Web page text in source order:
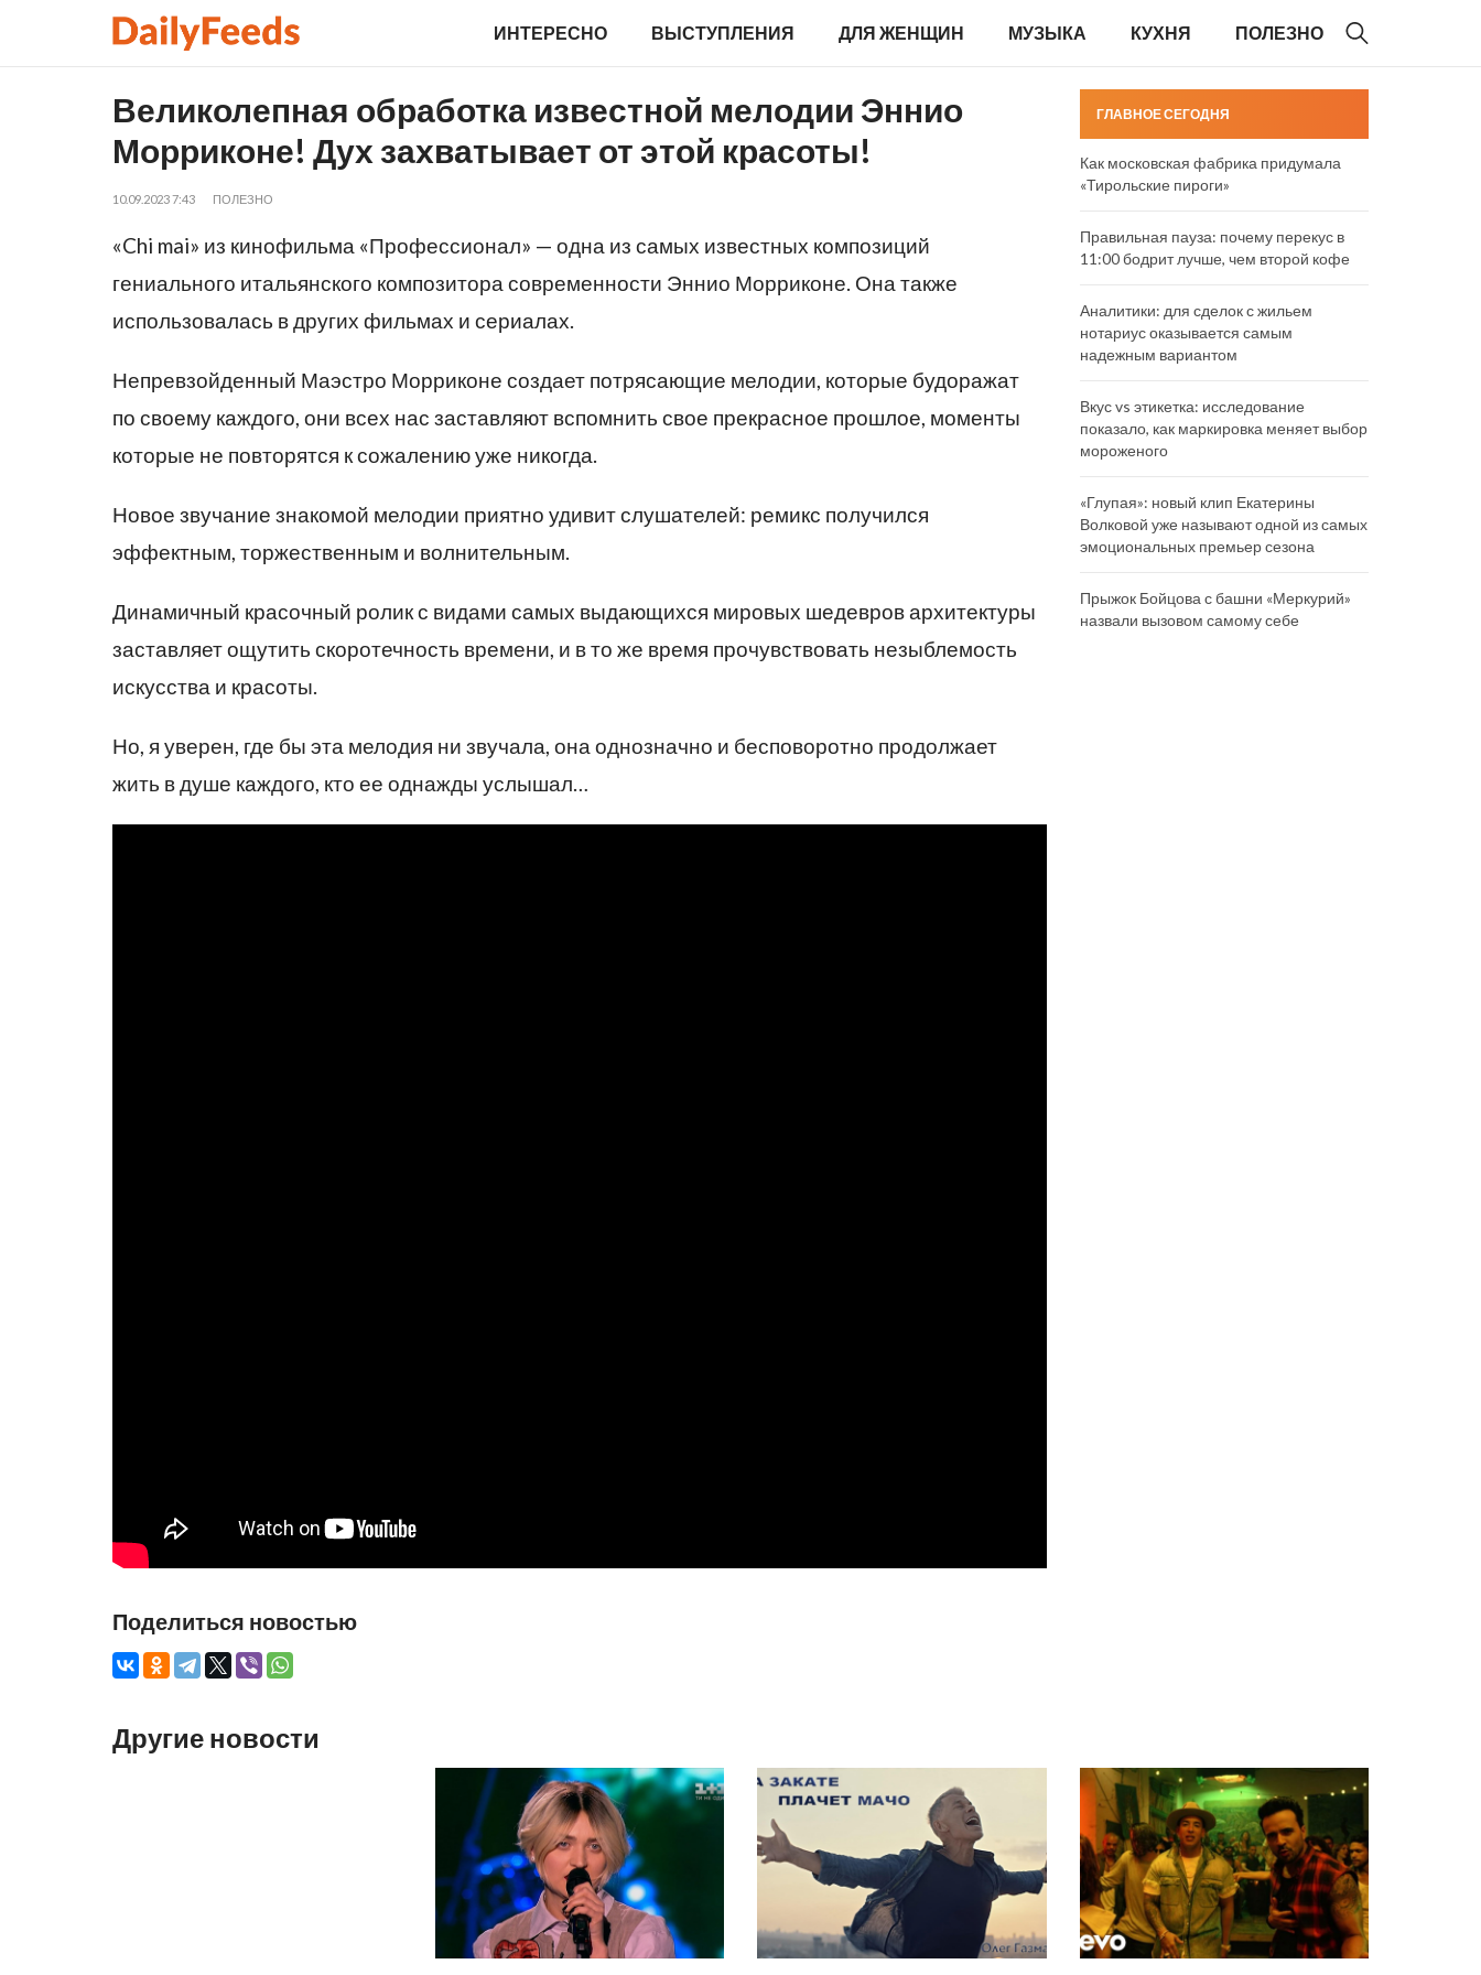
ИНТЕРЕСНО ВЫСТУПЛЕНИЯ ДЛЯ ЖЕНЩИН МУЗЫКА КУХНЯ ПОЛЕЗНО
Великолепная обработка известной мелодии Эннио
Морриконе! Дух захватывает от этой красоты!
10.09.2023 7:43 ПОЛЕЗНО
«Chi mai» из кинофильма «Профессионал» — одна из самых известных композиций
гениального итальянского композитора современности Эннио Морриконе. Она также
использовалась в других фильмах и сериалах.
Непревзойденный Маэстро Морриконе создает потрясающие мелодии, которые будоражат
по своему каждого, они всех нас заставляют вспомнить свое прекрасное прошлое, моменты
которые не повторятся к сожалению уже никогда.
Новое звучание знакомой мелодии приятно удивит слушателей: ремикс получился
эффектным, торжественным и волнительным.
Динамичный красочный ролик с видами самых выдающихся мировых шедевров архитектуры
заставляет ощутить скоротечность времени, и в то же время прочувствовать незыблемость
искусства и красоты.
Но, я уверен, где бы эта мелодия ни звучала, она однозначно и бесповоротно продолжает
жить в душе каждого, кто ее однажды услышал…
Поделиться новостью
ГЛАВНОЕ СЕГОДНЯ
Как московская фабрика придумала
«Тирольские пироги»
Правильная пауза: почему перекус в
11:00 бодрит лучше, чем второй кофе
Аналитики: для сделок с жильем
нотариус оказывается самым
надежным вариантом
Вкус vs этикетка: исследование
показало, как маркировка меняет выбор
мороженого
«Глупая»: новый клип Екатерины
Волковой уже называют одной из самых
эмоциональных премьер сезона
Прыжок Бойцова с башни «Меркурий»
назвали вызовом самому себе
Другие новости